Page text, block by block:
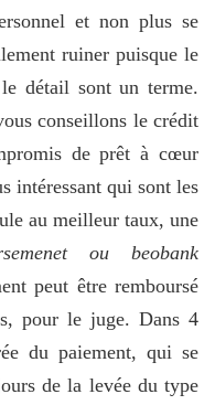
et non plus se
ruiner puisque le
détail sont un terme.
conseillons le crédit
de prêt à cœur
intéressant qui sont les
au meilleur taux, une
ou beobank
peut être remboursé
pour le juge. Dans 4
du paiement, qui se
de la levée du type